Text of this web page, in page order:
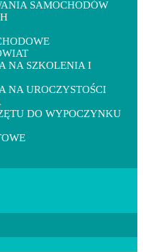
SAMOCHODÓW
NA SZKOLENIA I
NA UROCZYSTOŚCI
DO WYPOCZYNKU